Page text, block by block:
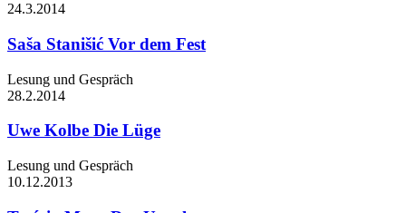
24.3.2014
Saša Stanišić Vor dem Fest
Lesung und Gespräch
28.2.2014
Uwe Kolbe Die Lüge
Lesung und Gespräch
10.12.2013